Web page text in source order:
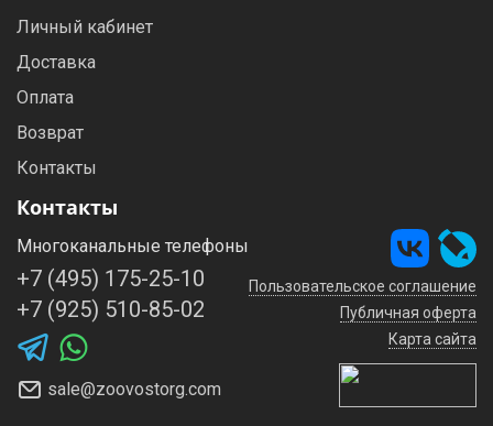
Личный кабинет
Доставка
Оплата
Возврат
Контакты
Контакты
Многоканальные телефоны
+7 (495) 175-25-10
+7 (925) 510-85-02
sale@zoovostorg.com
Пользовательское соглашение
Публичная оферта
Карта сайта